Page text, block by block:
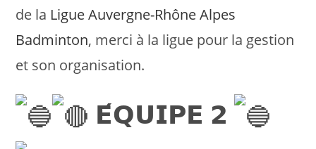
de la Ligue Auvergne-Rhône Alpes
Badminton, merci à la ligue pour la gestion
et son organisation.
𝗘́𝗤𝗨𝗜𝗣𝗘 𝟮